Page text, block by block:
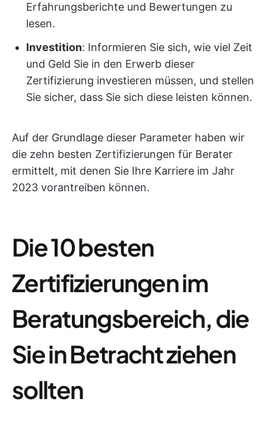
Erfahrungsberichte und Bewertungen zu
lesen.
Investition: Informieren Sie sich, wie viel Zeit
und Geld Sie in den Erwerb dieser
Zertifizierung investieren müssen, und stellen
Sie sicher, dass Sie sich diese leisten können.
Auf der Grundlage dieser Parameter haben wir
die zehn besten Zertifizierungen für Berater
ermittelt, mit denen Sie Ihre Karriere im Jahr
2023 vorantreiben können.
Die 10 besten
Zertifizierungen im
Beratungsbereich, die
Sie in Betracht ziehen
sollten